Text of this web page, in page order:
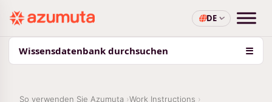
DE
Wissensdatenbank durchsuchen ☰
So verwenden Sie Azumuta
Work Instructions